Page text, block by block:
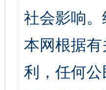
社会影响
本网根据
利，任何